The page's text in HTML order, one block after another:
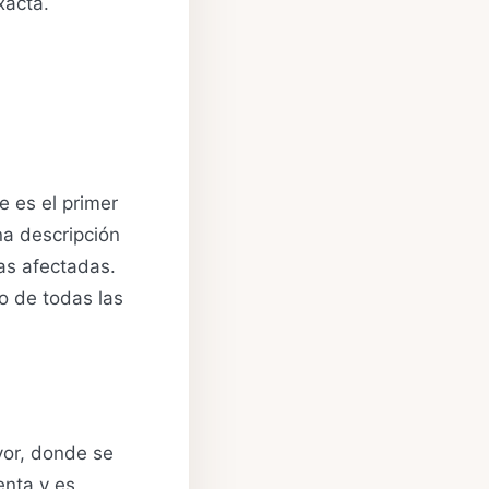
es el primer
descripción
afectadas.
de todas las
donde se
y es